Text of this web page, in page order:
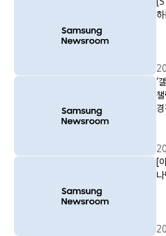
하
‘
챌
[